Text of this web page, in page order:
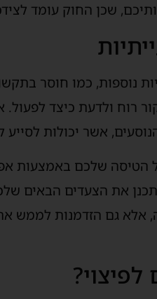
שכן החוק עומד
נוספות, כמו חוסר
ולדעת כיצד לפעול.
אשר יכולות
הטיסה שלכם באמצעות
את הצעדים הבאים
אלא גם הזדמנות לממש את